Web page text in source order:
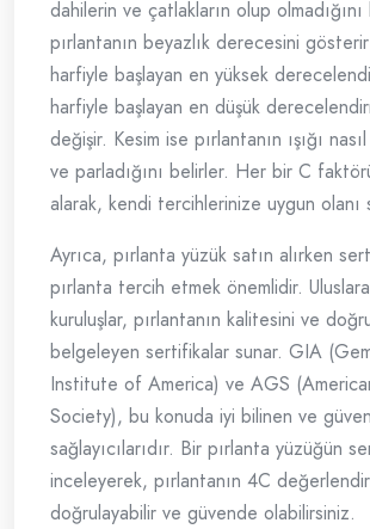
dahilerin ve çatlakların olup
pırlantanın beyazlık derecesini
harfiyle başlayan en yüksek
harfiyle başlayan en düşük
değişir. Kesim ise pırlantanın ışığı nasıl
ve parladığını belirler. Her bir C
alarak, kendi tercihlerinize uygun olanı
Ayrıca, pırlanta yüzük satın alırken
pırlanta tercih etmek önemlidir.
kuruluşlar, pırlantanın kalitesini ve
belgeleyen sertifikalar sunar. GIA
Institute of America) ve AGS
Society), bu konuda iyi bilinen ve
sağlayıcılarıdır. Bir pırlanta yüzüğün
inceleyerek, pırlantanın 4C
doğrulayabilir ve güvende olabilirsiniz.